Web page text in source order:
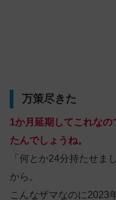
万策尽きた
1か月延期してこれな
たんでしょうね。
「何とか24分持たせま
から。
こんなザマなのに2023